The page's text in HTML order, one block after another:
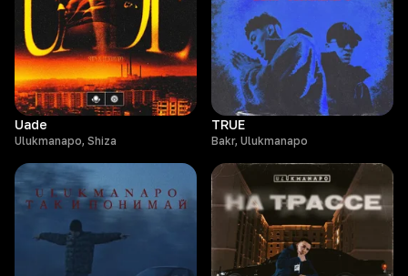
Uade
Ulukmanapo, Shiza
TRUE
Bakr, Ulukmanapo